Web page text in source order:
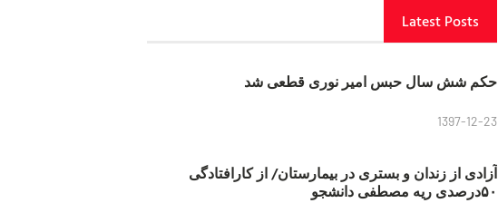
Latest Posts
حکم شش سال حبس امیر نوری قطعی شد
1397-12-23
آزادی از زندان و بستری در بیمارستان/ از کارافتادگی
۵۰درصدی ریه مصطفی دانشجو